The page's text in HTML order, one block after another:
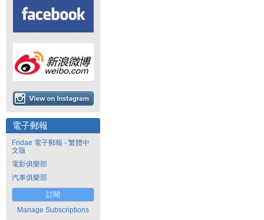
電子郵報
Fridae 電子郵報 - 繁體中
文版
電影俱樂部
汽車俱樂部
訂閱
Manage Subscriptions